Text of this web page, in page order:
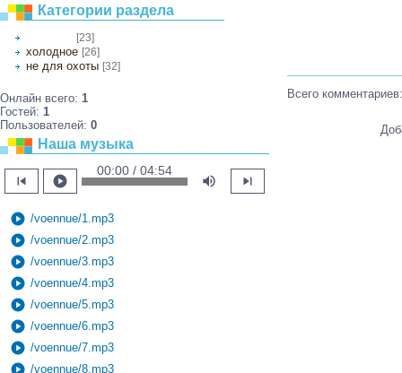
Категории раздела
[23]
холодное [26]
не для охоты [32]
Онлайн всего: 1
Гостей: 1
Пользователей: 0
Наша музыка
skip_previous play_circle
00:00 / 04:54
volume_up skip_next
play_circle /voennue/1.mp3
play_circle /voennue/2.mp3
play_circle /voennue/3.mp3
play_circle /voennue/4.mp3
play_circle /voennue/5.mp3
play_circle /voennue/6.mp3
play_circle /voennue/7.mp3
play_circle /voennue/8.mp3
Всего комментариев